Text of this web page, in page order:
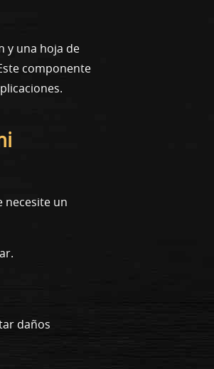
y una hoja de
componente
necesite un
daños